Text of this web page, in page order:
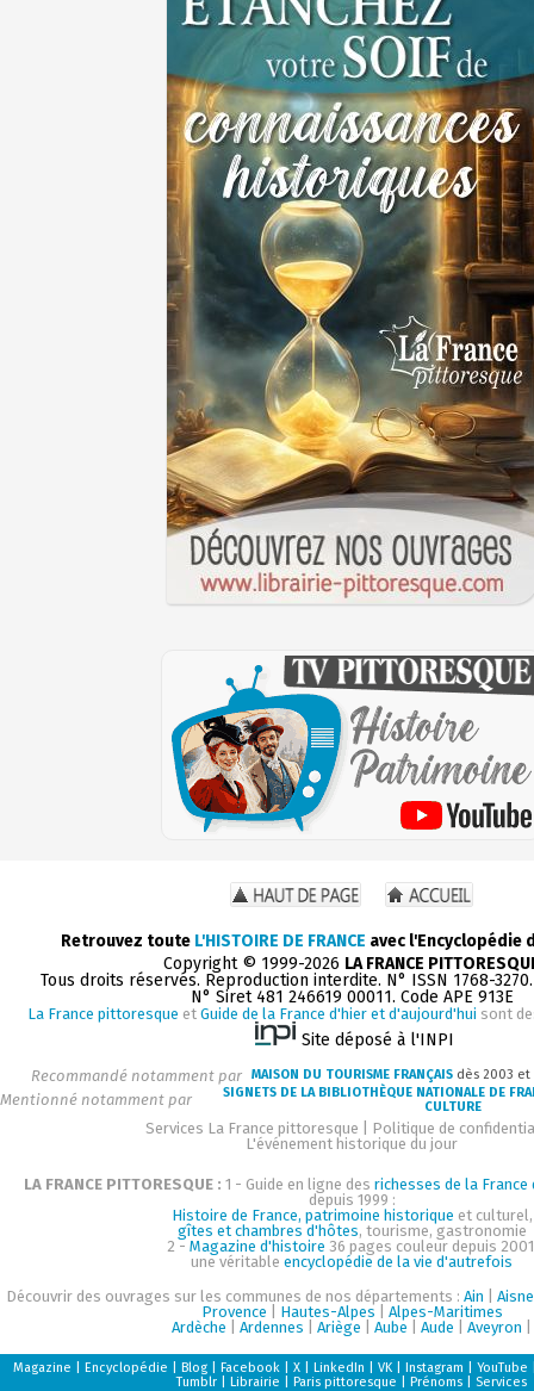
Retrouvez toute L'HISTOIRE DE FRANCE avec l'Encyclopédie
Copyright © 1999-2026 LA FRANCE
Tous droits réservés. Reproduction interdite. N° ISSN 1768-
N° Siret 481 246619 00011. Code APE 913E
La France pittoresque et Guide de la France d'hier et d'aujourd'hui sont
Site déposé à l'INPI
Recommandé notamment par MAISON DU TOURISME FRANÇAIS dès 2003 et
Mentionné notamment par
SIGNETS DE LA BIBLIOTHÈQUE NATIONALE DE
CULTURE
Services La France pittoresque
Politique de
L'événement historique du jour
LA FRANCE PITTORESQUE : 1 - Guide en ligne des richesses de la
depuis 1999 :
Histoire de France, patrimoine historique et culturel,
gîtes et chambres d'hôtes, tourisme, gastronomie
2 - Magazine d'histoire 36 pages couleur depuis
une véritable encyclopédie de la vie d'autrefois
Découvrir des ouvrages sur les communes de nos départements : Ain
Aisne
Provence
Hautes-Alpes
Alpes-Maritimes
Ardèche
Ardennes Ariège Aube Aude Aveyron
Magazine Encyclopédie Blog Facebook X LinkedIn VK Instagram YouTube
Tumblr
Librairie Paris pittoresque Prénoms Services